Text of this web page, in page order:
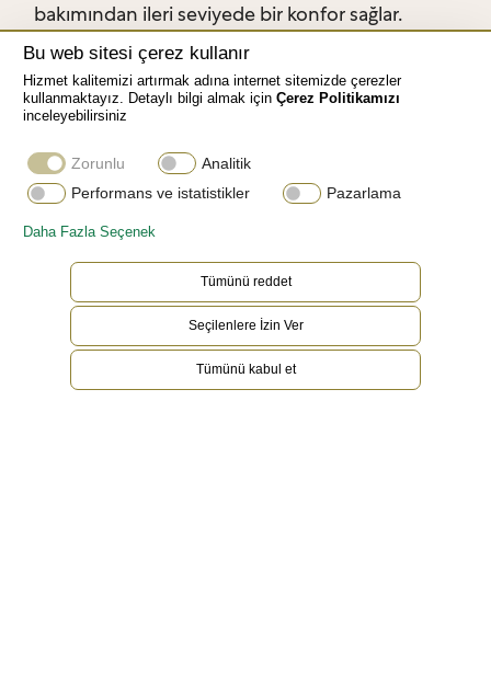
bakımından ileri seviyede bir konfor sağlar.
Bu web sitesi çerez kullanır
Hizmet kalitemizi artırmak adına internet sitemizde çerezler
kullanmaktayız. Detaylı bilgi almak için Çerez Politikamızı
inceleyebilirsiniz
Zorunlu
Analitik
Performans ve istatistikler
Pazarlama
Daha Fazla Seçenek
Tümünü reddet
Seçilenlere İzin Ver
Tümünü kabul et